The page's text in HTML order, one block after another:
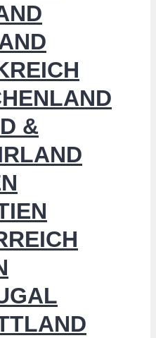
&